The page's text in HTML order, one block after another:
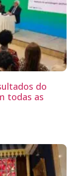
do
todas as